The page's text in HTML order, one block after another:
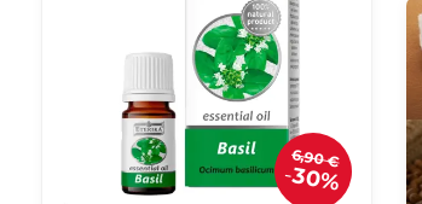
6,90 €
30%